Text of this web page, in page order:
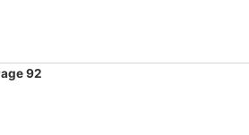
92